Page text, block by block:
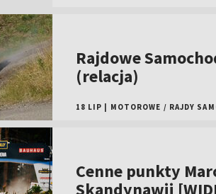
Rajdowe
(relacja)
18 LIP MOTOROWE / RAJDY
Cenne punkty
Skandynawii